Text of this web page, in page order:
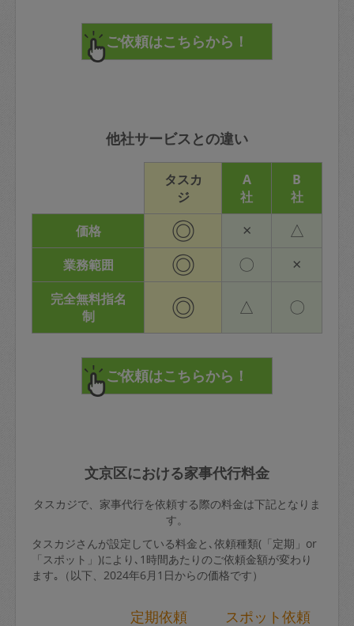
他社サービスとの違い
タスカ
ジ
A
社
B
社
価格
◎ × △
業務範囲 ◎ 〇 ×
完全無料指名
制
◎ △ 〇
文京区における家事代行料金
タスカジで、家事代行を依頼する際の料金は下記となりま
す。
タスカジさんが設定している料金と､依頼種類(「定期」or
「スポット」)により､1時間あたりのご依頼金額が変わり
ます｡（以下、2024年6月1日からの価格です）
定期依頼 スポット依頼